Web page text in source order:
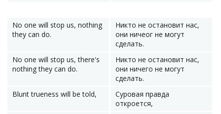
No one will stop us, nothing
they can do.
Никто не остановит нас,
они ничеог не могут
сделать.
No one will stop us, there's
nothing they can do.
Никто не остановит нас,
они ничего не могут
сделать.
Blunt trueness will be told,
Суровая правда
откроется,